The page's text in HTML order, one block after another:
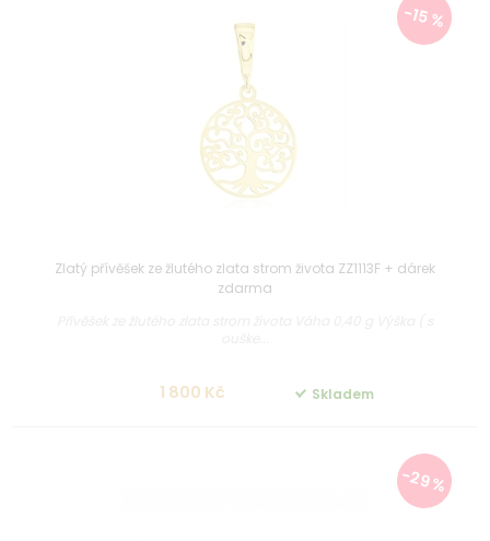
-15 %
Zlatý přívěšek ze žlutého zlata strom života ZZ1113F + dárek
zdarma
1 800 Kč Skladem
-29 %